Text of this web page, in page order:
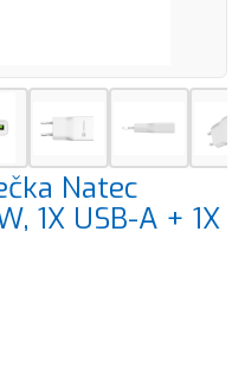
Natec
1X USB-A + 1X